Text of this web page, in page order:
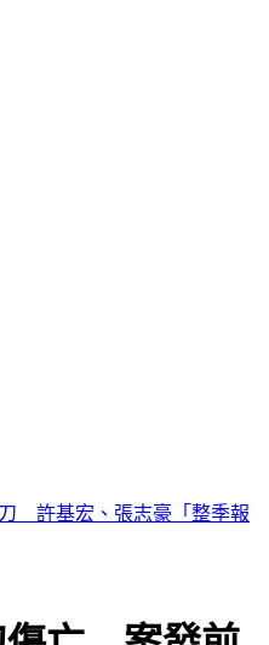
：超像大學生
傷亡 案發前